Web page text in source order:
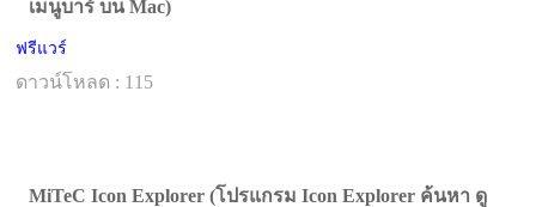
เมนูบาร์ บน Mac)
ฟรีแวร์
ดาวน์โหลด : 115
MiTeC Icon Explorer (โปรแกรม Icon Explorer ค้นหา ดู